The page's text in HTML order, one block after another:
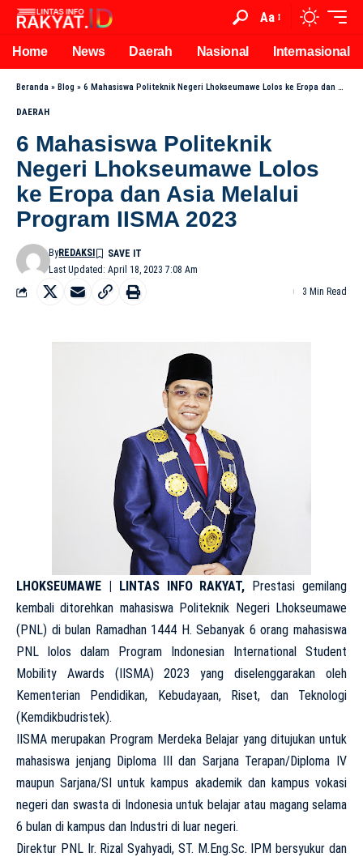
Aa
Home News Daerah Nasional Internasional
Beranda » Blog » 6 Mahasiswa Politeknik Negeri Lhokseumawe Lolos ke Eropa dan Asia Melalui Program IISMA 2023
DAERAH
6 Mahasiswa Politeknik
Negeri Lhokseumawe Lolos
ke Eropa dan Asia Melalui
Program IISMA 2023
Last Updated: April 18, 2023 7:08 Am
ByREDAKSI
3 Min Read
LHOKSEUMAWE | LINTAS INFO RAKYAT, Prestasi gemilang
kembali ditorehkan mahasiswa Politeknik Negeri Lhokseumawe
(PNL) di bulan Ramadhan 1444 H. Sebanyak 6 orang mahasiswa
PNL lolos dalam Program Indonesian International Student
Mobility Awards (IISMA) 2023 yang diselenggarakan oleh
Kementerian Pendidikan, Kebudayaan, Riset, dan Teknologi
(Kemdikbudristek).
IISMA merupakan Program Merdeka Belajar yang ditujukan untuk
mahasiswa jenjang Diploma III dan Sarjana Terapan/Diploma IV
maupun Sarjana/SI untuk kampus akademik dan kampus vokasi
negeri dan swasta di Indonesia untuk belajar atau magang selama
6 bulan di kampus dan Industri di luar negeri.
Direktur PNL Ir. Rizal Syahyadi, ST. M.Eng.Sc. IPM bersyukur dan